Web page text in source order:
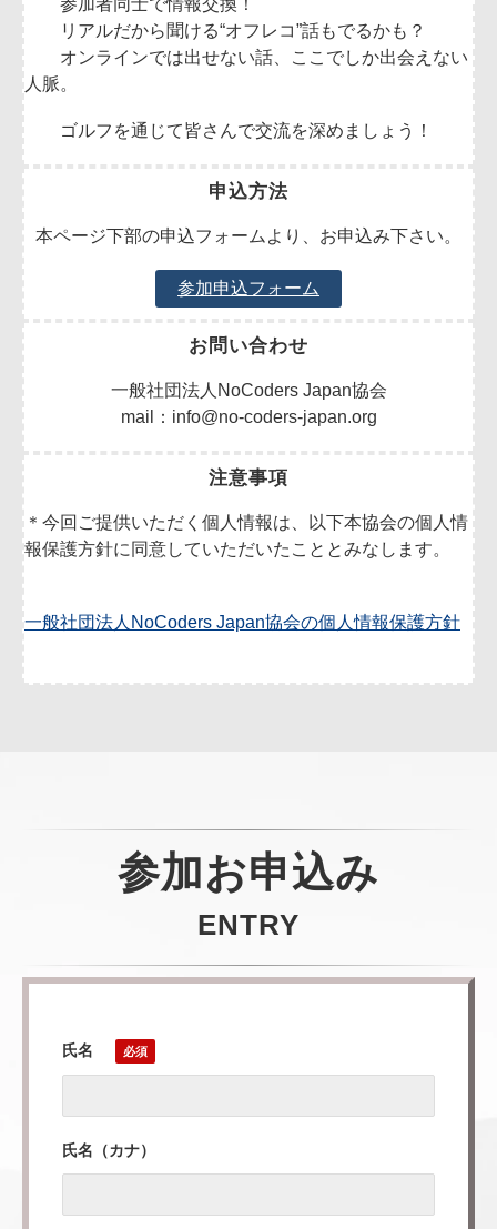
参加者同士で情報交換！
リアルだから聞ける“オフレコ”話もでるかも？
オンラインでは出せない話、ここでしか出会えない
人脈。
ゴルフを通じて皆さんで交流を深めましょう！
申込方法
本ページ下部の申込フォームより、お申込み下さい。
参加申込フォーム
お問い合わせ
一般社団法人NoCoders Japan協会
mail：info@no-coders-japan.org
注意事項
＊今回ご提供いただく個人情報は、以下本協会の個人情
報保護方針に同意していただいたこととみなします。
一般社団法人NoCoders Japan協会の個人情報保護方針
参加お申込み
ENTRY
氏名
氏名（カナ）